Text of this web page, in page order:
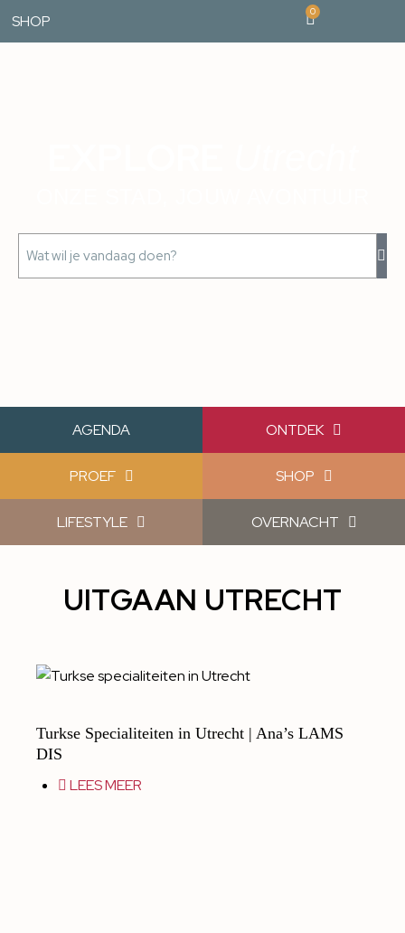
SHOP
0
AGENDA ONTDEK
PROEF SHOP
LIFESTYLE OVERNACHT
UITGAAN UTRECHT
Turkse Specialiteiten in Utrecht | Ana’s LAMS
DIS
LEES MEER